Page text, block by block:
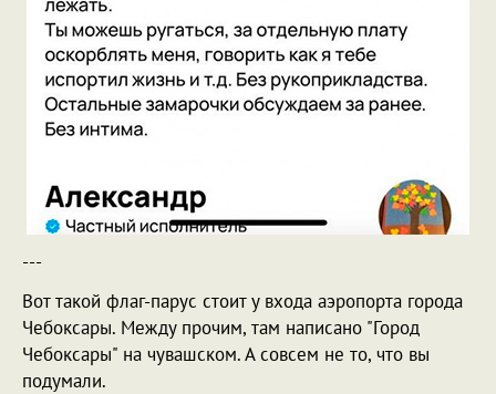
---
Вот такой флаг-парус стоит у входа аэропорта города
Чебоксары. Между прочим, там написано "Город
Чебоксары" на чувашском. А совсем не то, что вы
подумали.